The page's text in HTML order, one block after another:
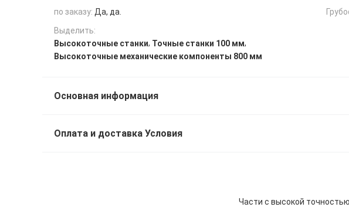
по заказу: Да, да.
Выделить:
Высокоточные станки, Точные станки 100 мм,
Высокоточные механические компоненты 800 мм
Основная информация
Оплата и доставка Условия
Части с высокой